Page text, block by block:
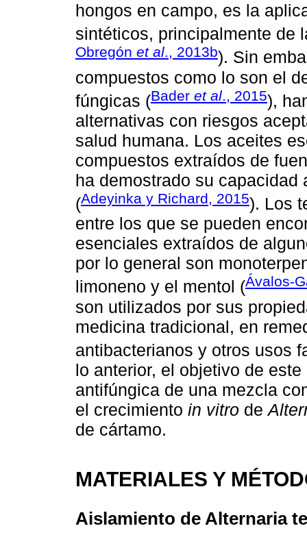
hongos en campo, es la
sintéticos, principalmente de
Obregón et al., 2013b). Sin
compuestos como lo son el
fúngicas (Bader et al ., 2015),
alternativas con riesgos
salud humana. Los aceites
compuestos extraídos de
ha demostrado su
(Adeyinka y Richard, 2015). Los
entre los que se pueden
esenciales extraídos de
por lo general son
limoneno y el mentol (Ávalos-
son utilizados por sus
medicina tradicional, en
antibacterianos y otros usos
lo anterior, el objetivo de
antifúngica de una mezcla
el crecimiento in vitro de
de cártamo.
MATERIALES Y
Aislamiento de Alternaria